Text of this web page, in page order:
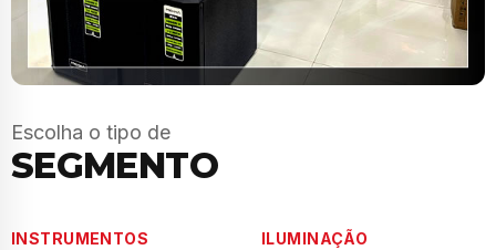
Escolha o tipo de
SEGMENTO
INSTRUMENTOS
ILUMINAÇÃO